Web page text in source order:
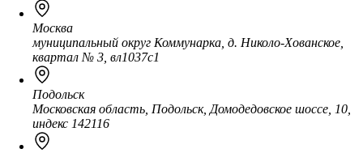
Москва
муниципальный округ Коммунарка, д. Николо-Хованское,
квартал № 3, вл1037с1
Подольск
Московская область, Подольск, Домодедовское шоссе, 10,
индекс 142116